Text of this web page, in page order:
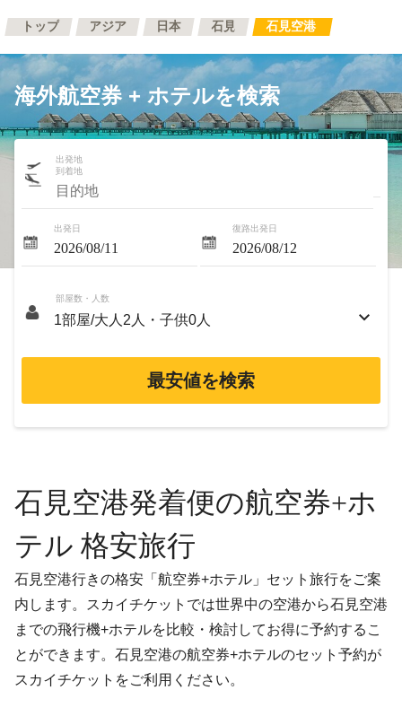
トップ アジア 日本 石見 石見空港
海外航空券 + ホテルを検索
出発地
到着地
出発日 復路出発日
部屋数・人数
最安値を検索
石見空港発着便の航空券+ホ
テル 格安旅行
石見空港行きの格安「航空券+ホテル」セット旅行をご案
内します。スカイチケットでは世界中の空港から石見空港
までの飛行機+ホテルを比較・検討してお得に予約するこ
とができます。石見空港の航空券+ホテルのセット予約が
スカイチケットをご利用ください。